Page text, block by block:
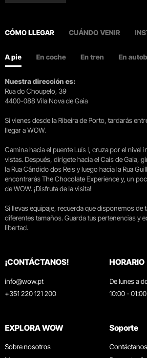
CÓMO LLEGAR CUÁNDO VENIR
A pie En coche En tren En
Nuestra dirección es:
Rua do Choupelo, 39
4400-088 Vila Nova de Gaia
Si vienes desde la Ribeira de Porto, tardarás
llegar a WOW.
Camina hacia el puente Luís I, cruza por el nivel
vistas. Después, dirígete hacia el Cais de Gaia,
la Rua Cândido dos Reis y luego hacia la Rua
encontrarás The Chocolate Experience y, un
de WOW. ¡Disfruta de la visita!
Si llevas equipaje, recuerda que disponemos de
diferentes tamaños. Guarda tus pertenencias y
libertad.
¡CONTÁCTANOS!
info@wow.pt
+351 220 121 200
HORARIO
De lunes a
10:00 - 01:00
EXPLORA WOW
Sobre nosotros
Soporte
Contáctanos